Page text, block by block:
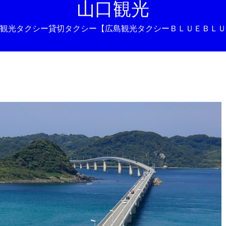
山口観光
光タクシー貸切タクシー【広島観光タクシーＢＬＵＥＢＬ